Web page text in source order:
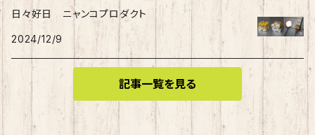
日々好日 ニャンコプロダクト
2024/12/9
記事一覧を見る